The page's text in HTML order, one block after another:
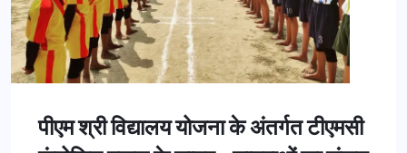
पीएम श्री विद्यालय योजना के अंतर्गत टीएमसी